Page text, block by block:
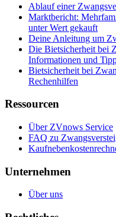
Ablauf einer
Marktbericht:
unter Wert gekauft
Deine Anleitung um
Die Bietsicherheit bei
Informationen und
Bietsicherheit bei
Rechenhilfen
Ressourcen
Über ZVnows Service
FAQ zu
Unternehmen
Über uns